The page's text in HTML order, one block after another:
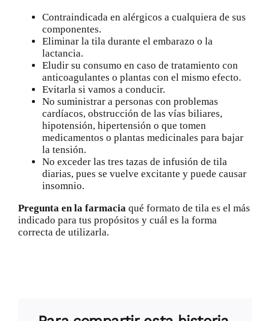
Contraindicada en alérgicos a cualquiera de sus
componentes.
Eliminar la tila durante el embarazo o la
lactancia.
Eludir su consumo en caso de tratamiento con
anticoagulantes o plantas con el mismo efecto.
Evitarla si vamos a conducir.
No suministrar a personas con problemas
cardíacos, obstrucción de las vías biliares,
hipotensión, hipertensión o que tomen
medicamentos o plantas medicinales para bajar
la tensión.
No exceder las tres tazas de infusión de tila
diarias, pues se vuelve excitante y puede causar
insomnio.
Pregunta en la farmacia qué formato de tila es el más
indicado para tus propósitos y cuál es la forma
correcta de utilizarla.